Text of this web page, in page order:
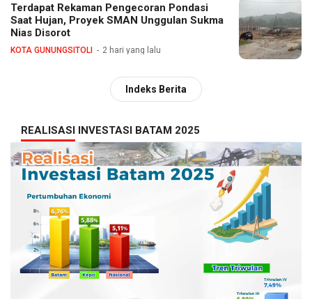
Terdapat Rekaman Pengecoran Pondasi
Saat Hujan, Proyek SMAN Unggulan Sukma
Nias Disorot
KOTA GUNUNGSITOLI 2 hari yang lalu
Indeks Berita
REALISASI INVESTASI BATAM 2025